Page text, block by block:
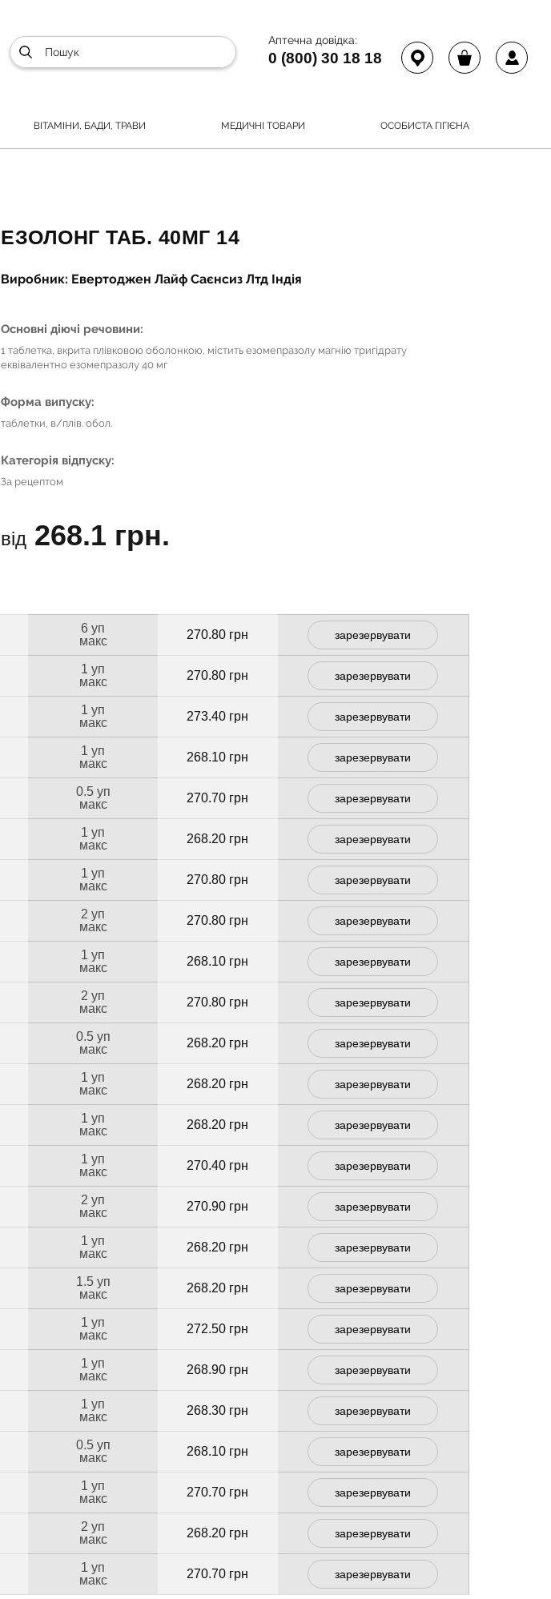
Аптечна довідка:
0 (800) 30 18 18
ВІТАМІНИ, БАДИ, ТРАВИ МЕДИЧНІ ТОВАРИ ОСОБИСТА ГІГІЄНА
ЕЗОЛОНГ ТАБ. 40МГ 14
Виробник: Евертоджен Лайф Саєнсиз Лтд Індія
Основні діючі речовини:
1 таблетка, вкрита плівковою оболонкою, містить езомепразолу магнію тригідрату
еквівалентно езомепразолу 40 мг
Форма випуску:
таблетки, в/плів. обол.
Категорія відпуску:
За рецептом
від 268.1 грн.
6 уп
макс
270.80 грн зарезервувати
1 уп
макс
270.80 грн зарезервувати
1 уп
макс
273.40 грн зарезервувати
1 уп
макс
268.10 грн зарезервувати
0.5 уп
макс
270.70 грн зарезервувати
1 уп
макс
268.20 грн зарезервувати
1 уп
макс
270.80 грн зарезервувати
2 уп
макс
270.80 грн зарезервувати
1 уп
макс
268.10 грн зарезервувати
2 уп
макс
270.80 грн зарезервувати
0.5 уп
макс
268.20 грн зарезервувати
1 уп
макс
268.20 грн зарезервувати
1 уп
макс
268.20 грн зарезервувати
1 уп
макс
270.40 грн зарезервувати
2 уп
макс
270.90 грн зарезервувати
1 уп
макс
268.20 грн зарезервувати
1.5 уп
макс
268.20 грн зарезервувати
1 уп
макс
272.50 грн зарезервувати
1 уп
макс
268.90 грн зарезервувати
1 уп
макс
268.30 грн зарезервувати
0.5 уп
макс
268.10 грн зарезервувати
1 уп
макс
270.70 грн зарезервувати
2 уп
макс
268.20 грн зарезервувати
1 уп
макс
270.70 грн зарезервувати